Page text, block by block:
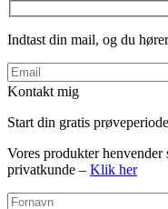
Indtast din mail, og du
Kontakt mig
Start din gratis
Vores produkter
privatkunde – Klik her